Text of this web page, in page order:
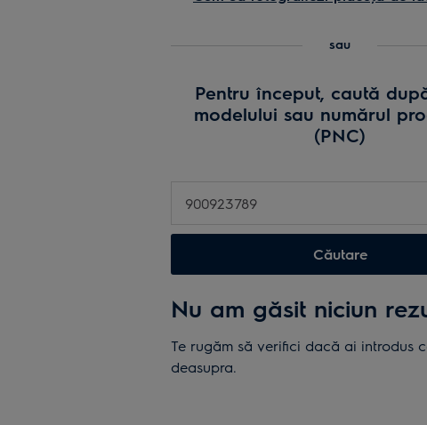
produsului
sau
încarcă
o
inmatriculare
sau
Pentru început, caută
modelului sau numărul
(PNC)
Căutare
Nu am găsit niciun
Te rugăm să verifici dacă ai introdus
deasupra.